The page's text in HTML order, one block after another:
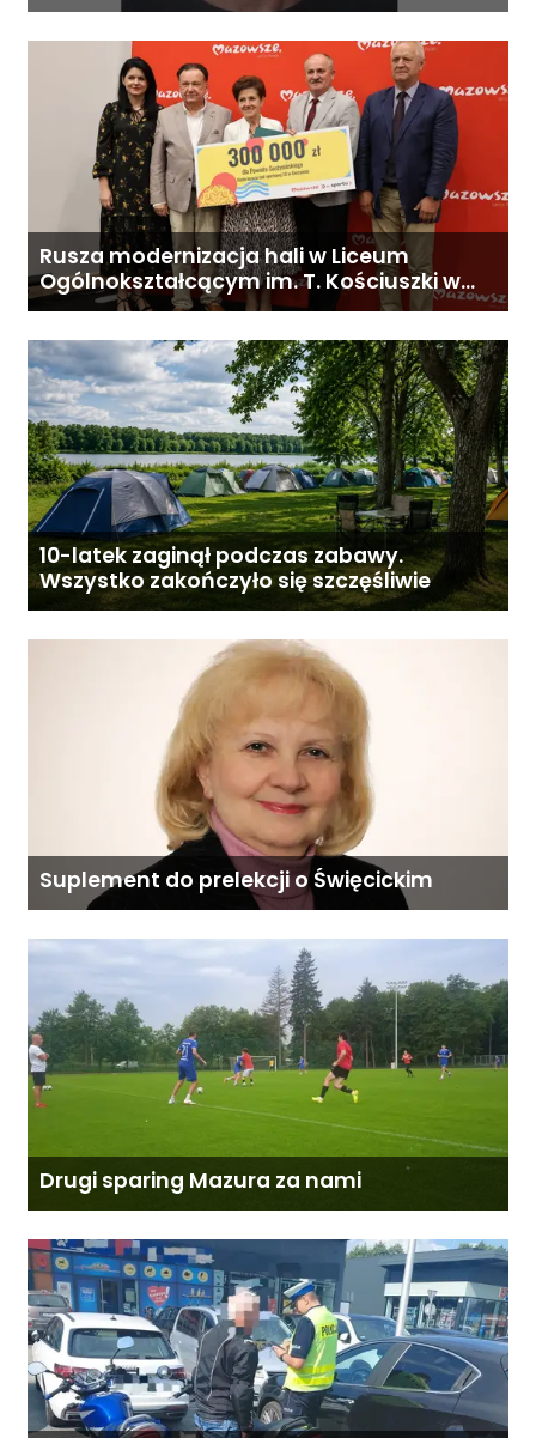
Rusza modernizacja hali w Liceum
Ogólnokształcącym im. T. Kościuszki w
Gostyninie
10-latek zaginął podczas zabawy.
Wszystko zakończyło się szczęśliwie
Suplement do prelekcji o Święcickim
Drugi sparing Mazura za nami